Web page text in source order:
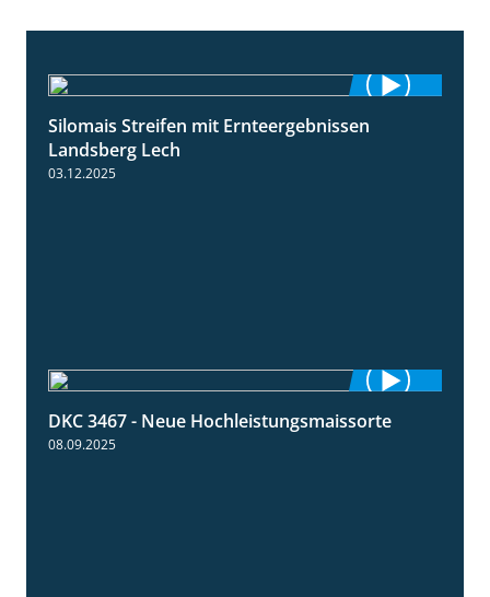
11:01
Silomais Streifen mit Ernteergebnissen
Landsberg Lech
03.12.2025
1:21
DKC 3467 - Neue Hochleistungsmaissorte
08.09.2025